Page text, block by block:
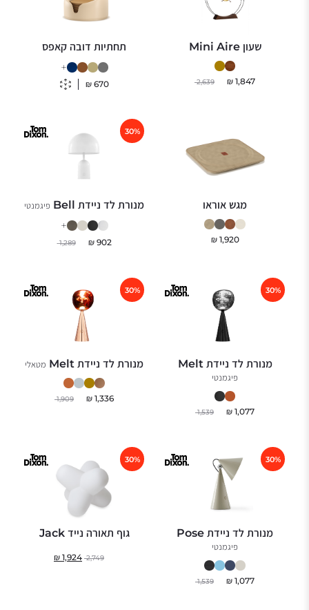
שעון Mini Aire
1,847
₪
2,639
תחתיות דובה קאפס
670
₪
+
מגש אוראו
1,920
₪
מנורת לד ניידת Bell פיגמנטי
30%
902
₪
1,289
+
מנורת לד ניידת Melt
פיגמנטי
30%
1,077
₪
1,539
מנורת לד ניידת Melt מטאלי
30%
1,336
₪
1,909
מנורת לד ניידת Pose
פיגמנטי
30%
1,077
₪
1,539
גוף תאורה נייד Jack
30%
2,749
1,924
₪